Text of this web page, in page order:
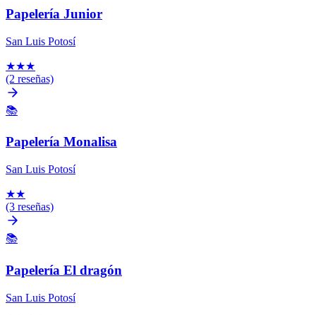
Papelería Junior
San Luis Potosí
★★★
(2 reseñas)
📚
Papelería Monalisa
San Luis Potosí
★★
(3 reseñas)
📚
Papelería El dragón
San Luis Potosí